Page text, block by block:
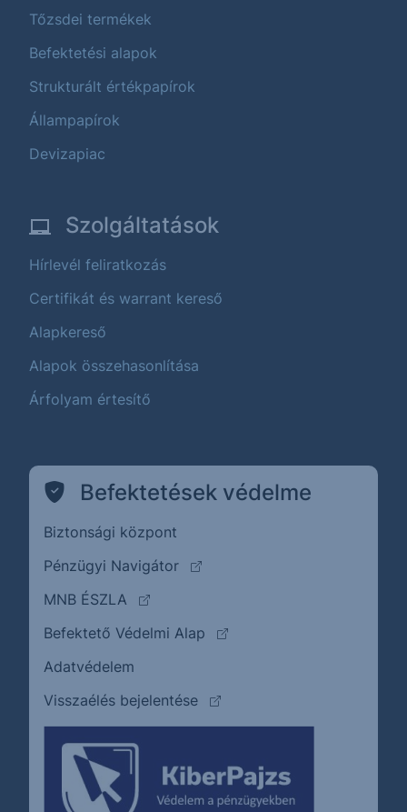
Tőzsdei termékek
Befektetési alapok
Strukturált értékpapírok
Állampapírok
Devizapiac
Szolgáltatások
Hírlevél feliratkozás
Certifikát és warrant kereső
Alapkereső
Alapok összehasonlítása
Árfolyam értesítő
Befektetések védelme
Biztonsági központ
Pénzügyi Navigátor
(külső oldalra ugrik)
MNB ÉSZLA
(külső oldalra ugrik)
Befektető Védelmi Alap
(külső oldalra ugrik)
Adatvédelem
Visszaélés bejelentése
(külső oldalra ugrik)